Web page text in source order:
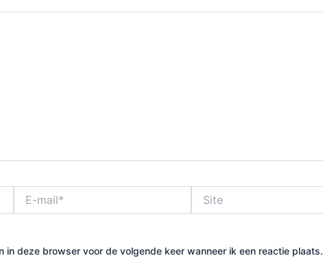
mail*
in deze browser voor de volgende keer wanneer ik een reactie plaats.